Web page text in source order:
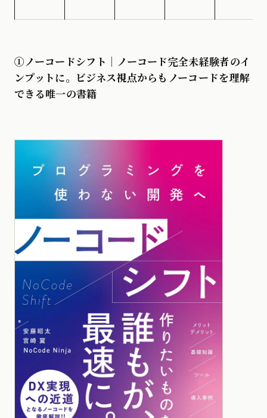
①ノーコードシフト｜ノーコード完全未経験者のイ
ンプットに。ビジネス視点からもノーコードを理解
できる唯一の書籍